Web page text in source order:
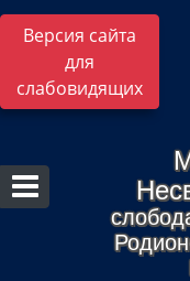
Версия сайта
для
слабовидящих